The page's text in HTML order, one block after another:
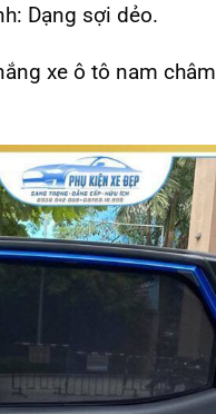
Dạng sợi dẻo.
xe ô tô nam châm